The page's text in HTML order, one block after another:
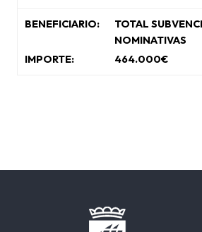
TOTAL
NOMINATIVAS
464.000€